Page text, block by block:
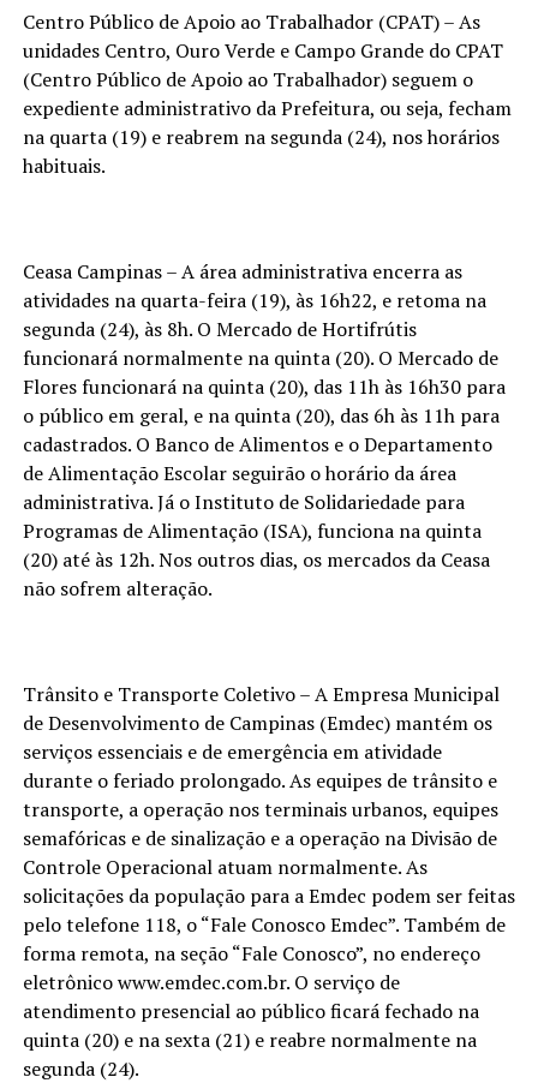
Centro Público de Apoio ao Trabalhador (CPAT) – As
unidades Centro, Ouro Verde e Campo Grande do CPAT
(Centro Público de Apoio ao Trabalhador) seguem o
expediente administrativo da Prefeitura, ou seja, fecham
na quarta (19) e reabrem na segunda (24), nos horários
habituais.
Ceasa Campinas – A área administrativa encerra as
atividades na quarta-feira (19), às 16h22, e retoma na
segunda (24), às 8h. O Mercado de Hortifrútis
funcionará normalmente na quinta (20). O Mercado de
Flores funcionará na quinta (20), das 11h às 16h30 para
o público em geral, e na quinta (20), das 6h às 11h para
cadastrados. O Banco de Alimentos e o Departamento
de Alimentação Escolar seguirão o horário da área
administrativa. Já o Instituto de Solidariedade para
Programas de Alimentação (ISA), funciona na quinta
(20) até às 12h. Nos outros dias, os mercados da Ceasa
não sofrem alteração.
Trânsito e Transporte Coletivo – A Empresa Municipal
de Desenvolvimento de Campinas (Emdec) mantém os
serviços essenciais e de emergência em atividade
durante o feriado prolongado. As equipes de trânsito e
transporte, a operação nos terminais urbanos, equipes
semafóricas e de sinalização e a operação na Divisão de
Controle Operacional atuam normalmente. As
solicitações da população para a Emdec podem ser feitas
pelo telefone 118, o “Fale Conosco Emdec”. Também de
forma remota, na seção “Fale Conosco”, no endereço
eletrônico www.emdec.com.br. O serviço de
atendimento presencial ao público ficará fechado na
quinta (20) e na sexta (21) e reabre normalmente na
segunda (24).